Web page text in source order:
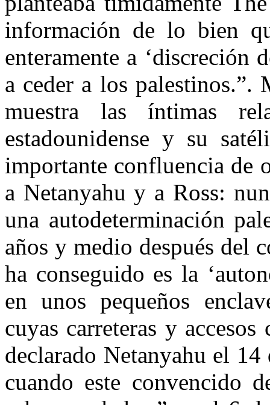
información de lo bien
enteramente a ‘discreción
a ceder a los palestinos.”.
muestra las íntimas
estadounidense y su
importante confluencia de
a Netanyahu y a Ross:
una autodeterminación
años y medio después del
ha conseguido es la
en unos pequeños
cuyas carreteras y
declarado Netanyahu el
cuando este convencido